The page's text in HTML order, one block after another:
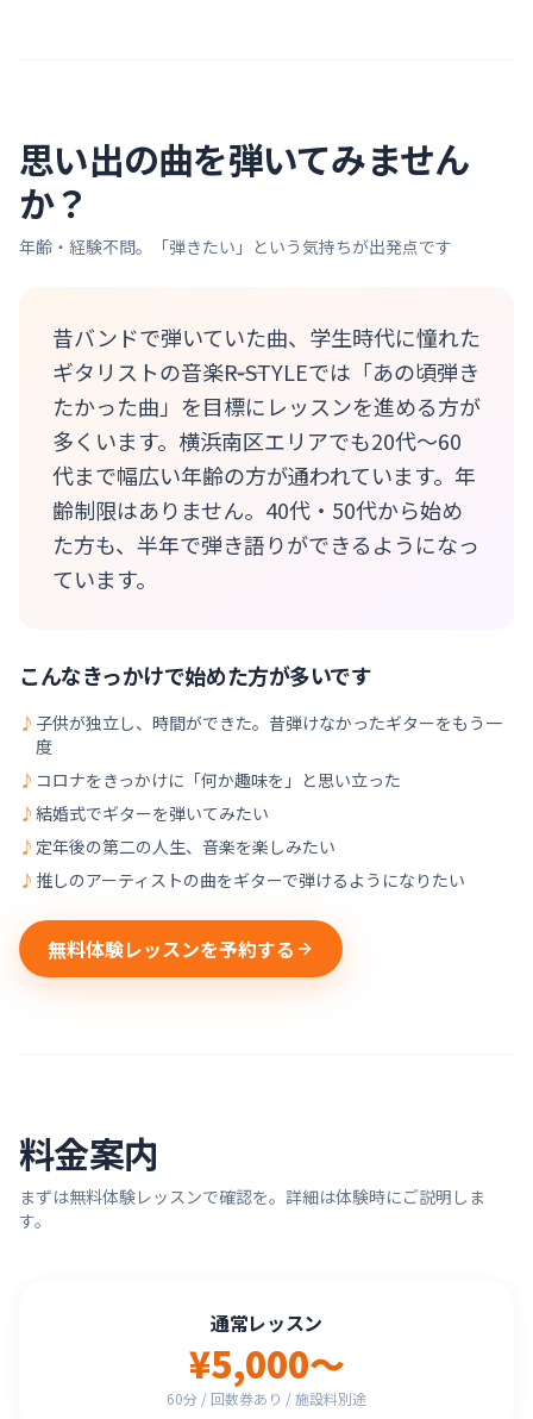
思い出の曲を弾いてみません
か？
年齢・経験不問。「弾きたい」という気持ちが出発点です
昔バンドで弾いていた曲、学生時代に憧れた
ギタリストの音楽――R-STYLEでは「あの頃弾き
たかった曲」を目標にレッスンを進める方が
多くいます。横浜南区エリアでも20代〜60
代まで幅広い年齢の方が通われています。年
齢制限はありません。40代・50代から始め
た方も、半年で弾き語りができるようになっ
ています。
こんなきっかけで始めた方が多いです
♪ 子供が独立し、時間ができた。昔弾けなかったギターをもう一
度
♪ コロナをきっかけに「何か趣味を」と思い立った
♪ 結婚式でギターを弾いてみたい
♪ 定年後の第二の人生、音楽を楽しみたい
♪ 推しのアーティストの曲をギターで弾けるようになりたい
無料体験レッスンを予約する
料金案内
まずは無料体験レッスンで確認を。詳細は体験時にご説明しま
す。
通常レッスン
¥5,000〜
60分 / 回数券あり / 施設料別途